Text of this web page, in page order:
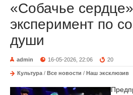
«Собачье
эксперимент по
души
admin 16-05-2026, 22:06 20
Культура / Все новости / Наш эксклюзив